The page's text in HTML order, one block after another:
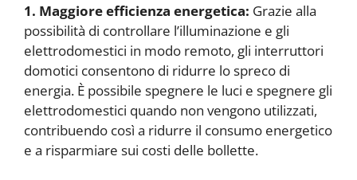
1. Maggiore efficienza energetica: Grazie alla
possibilità di controllare l’illuminazione e gli
elettrodomestici in modo remoto, gli interruttori
domotici consentono di ridurre lo spreco di
energia. È possibile spegnere le luci e spegnere gli
elettrodomestici quando non vengono utilizzati,
contribuendo così a ridurre il consumo energetico
e a risparmiare sui costi delle bollette.